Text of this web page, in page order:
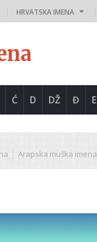
HRVATSKA IMENA
Ć D DŽ Đ E
Arapska muška imena